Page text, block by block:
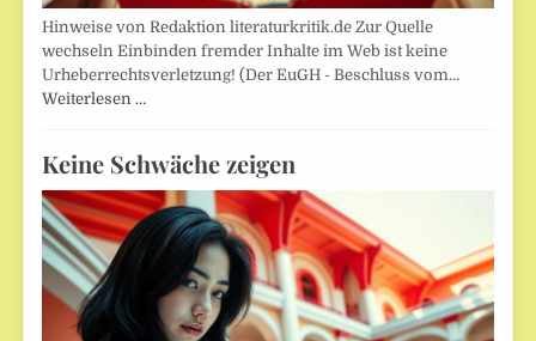
Hinweise von Redaktion literaturkritik.de Zur Quelle
wechseln Einbinden fremder Inhalte im Web ist keine
Urheberrechtsverletzung! (Der EuGH - Beschluss vom…
Weiterlesen …
Keine Schwäche zeigen